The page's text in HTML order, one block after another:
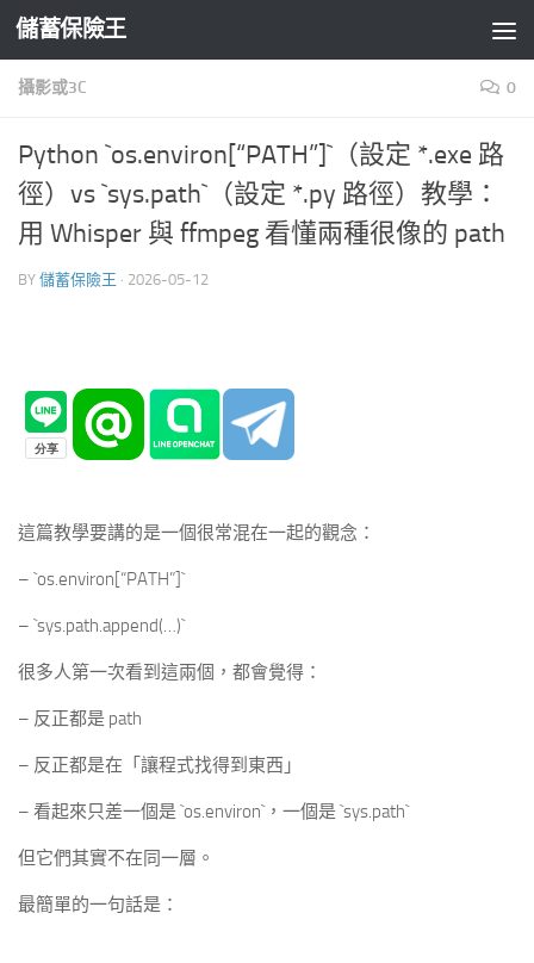
Skip to content
儲蓄保險王
攝影或3C 0
Python `os.environ[“PATH”]`（設定 *.exe 路
徑）vs `sys.path`（設定 *.py 路徑）教學：
用 Whisper 與 ffmpeg 看懂兩種很像的 path
BY 儲蓄保險王 · 2026-05-12
這篇教學要講的是一個很常混在一起的觀念：
– `os.environ[“PATH”]`
– `sys.path.append(…)`
很多人第一次看到這兩個，都會覺得：
– 反正都是 path
– 反正都是在「讓程式找得到東西」
– 看起來只差一個是 `os.environ`，一個是 `sys.path`
但它們其實不在同一層。
最簡單的一句話是：